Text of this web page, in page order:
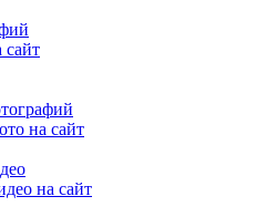
сайт
на сайт
на сайт